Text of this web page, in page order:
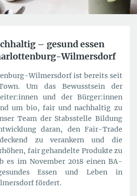
– gesund essen
Wilmersdorf
Wilmersdorf ist bereits seit
Um das Bewusstsein der
und der Bürger:innen
um bio, fair und nachhaltig zu
Team der Stabsstelle Bildung
daran, den Fair-Trade
zu verankern und die
fair gehandelte Produkte zu
es im November 2018 einen BA-
Essen und Leben in
fördert.